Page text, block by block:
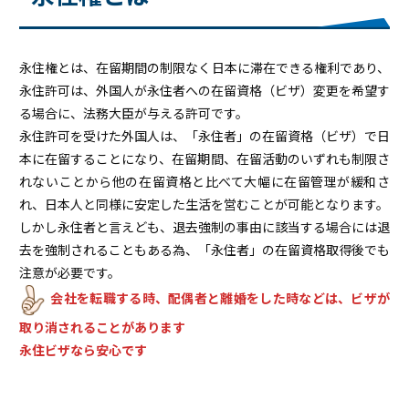
永住権とは、在留期間の制限なく日本に滞在できる権利であり、
永住許可は、外国人が永住者への在留資格（ビザ）変更を希望す
る場合に、法務大臣が与える許可です。
永住許可を受けた外国人は、「永住者」の在留資格（ビザ）で日
本に在留することになり、在留期間、在留活動のいずれも制限さ
れないことから他の在留資格と比べて大幅に在留管理が緩和さ
れ、日本人と同様に安定した生活を営むことが可能となります。
しかし永住者と言えども、退去強制の事由に該当する場合には退
去を強制されることもある為、「永住者」の在留資格取得後でも
注意が必要です。
会社を転職する時、配偶者と離婚をした時などは、ビザが
取り消されることがあります
永住ビザなら安心です